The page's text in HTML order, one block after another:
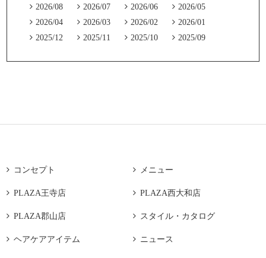
 2026/08  2026/07  2026/06  2026/05
 2026/04  2026/03  2026/02  2026/01
 2025/12  2025/11  2025/10  2025/09
 コンセプト  メニュー
 PLAZA王寺店  PLAZA西大和店
 PLAZA郡山店  スタイル・カタログ
 ヘアケアアイテム  ニュース